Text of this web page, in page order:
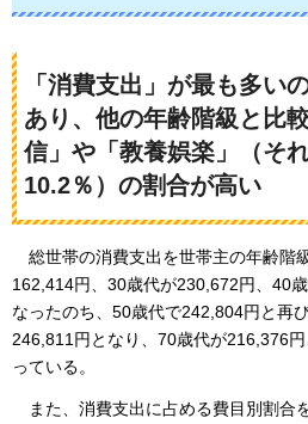
「消費支出」が最も多い
あり、他の年齢階級と比
信」や「教養娯楽」（そ
10.2％）の割合が高い
総世帯の消費支出を世帯主の年齢階
162,414円、30歳代が230,672円、40
なったのち、50歳代で242,804円と再
246,811円となり、70歳代が216,376
っている。
また、 消費支出に占める費目別割合